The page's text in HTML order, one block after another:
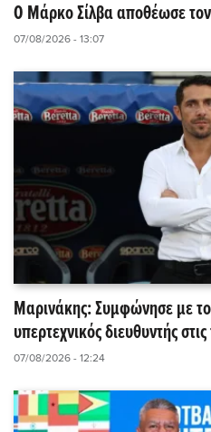
Ο Μάρκο Σίλβα αποθέωσε
07/08/2026 - 13:07
Μαρινάκης: Συμφώνησε με
υπερτεχνικός διευθυντής
07/08/2026 - 12:24